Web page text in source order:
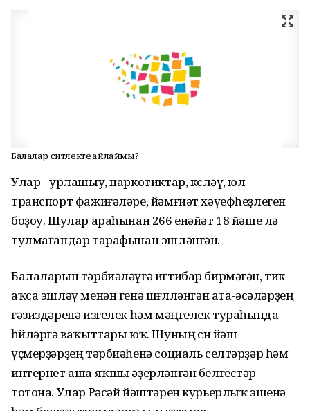
Балалар ситлекте һайлаймы?
Улар - урлашыу, наркотиктар, көсләү, юл-
транспорт фажиғәләре, йәмғиәт хәүефһеҙлеген
боҙоу. Шулар араһынан 266 енәйәт 18 йәше лә
тулмағандар тарафынан эшләнгән.
Балаларын тәрбиәләүгә иғтибар бирмәгән, тик
аҡса эшләү менән генә шөғөлләнгән ата-әсәләрҙең
ғәзиздәренә изгелек һәм мәңгелек тураһында
һөйләргә ваҡыттары юҡ. Шуның өсөн йәш
үҫмерҙәрҙең тәрбиәһенә социаль селтәрҙәр һәм
интернет аша яҡшы әҙерләнгән белгестәр
тотона. Улар Рәсәй йәштәрен курьерлыҡ эшенә